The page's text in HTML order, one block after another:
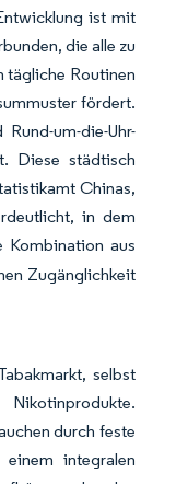
ist mit
die alle zu
tägliche Routinen
fördert.
um-die-Uhr-
Diese städtisch
Chinas,
in dem
Kombination aus
Zugänglichkeit
selbst
durch feste
integralen